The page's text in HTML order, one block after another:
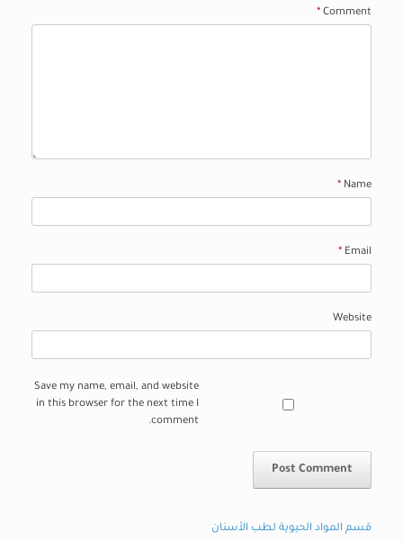
Comment
*
Name
*
Email
*
Website
Save my name, email, and website
in this browser for the next time I
comment.
قسم المواد الحيوية لطب الأسنان